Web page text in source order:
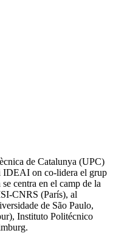
de Catalunya (UPC)
IDEAI on co-lidera el grup
centra en el camp de la
CNRS (París), al
de São Paulo,
Instituto Politécnico